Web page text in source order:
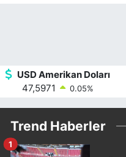
USD Amerikan Doları
47,5971
0.05%
Trend Haberler
1